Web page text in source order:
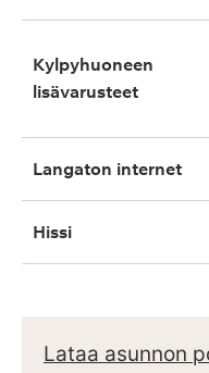
kylpyhuoneen
lisävarusteet
langaton internet
hissi
Lataa asunnon